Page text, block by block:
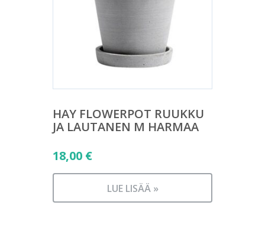
HAY FLOWERPOT RUUKKU
JA LAUTANEN M HARMAA
18,00 €
LUE LISÄÄ »